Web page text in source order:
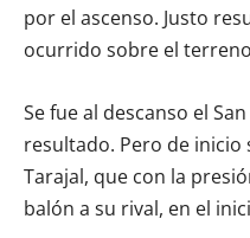
por el ascenso. Justo
ocurrido sobre el
Se fue al descanso el
resultado. Pero de
Tarajal, que con la
balón a su rival, en el